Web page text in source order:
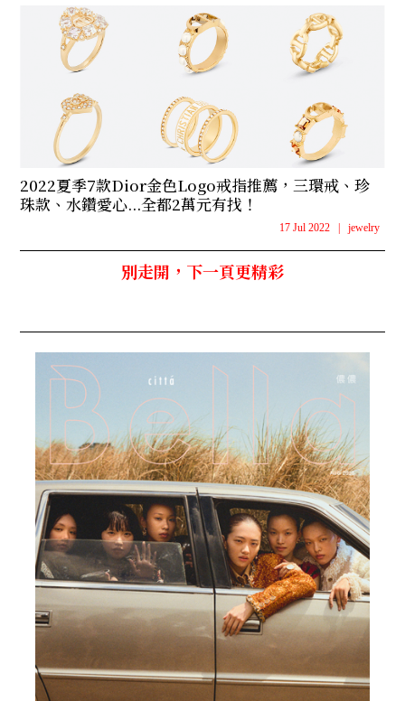
2022夏季7款Dior金色Logo戒指推薦，三環戒、珍
珠款、水鑽愛心...全都2萬元有找！
17 Jul 2022 jewelry
別走開，下一頁更精彩